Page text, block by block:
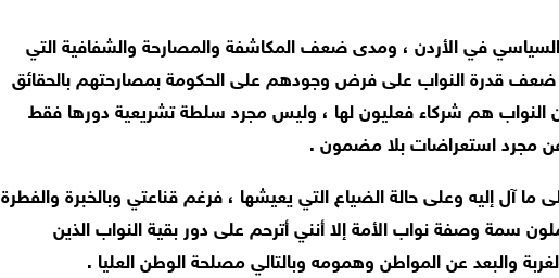
في الأردن ، ومدى ضعف المكاشفة والمصارحة والشفافية التي
ضعف قدرة النواب على فرض وجودهم على الحكومة بمصارحتهم بالحقائق
النواب هم شركاء فعليون لها ، وليس مجرد سلطة تشريعية دورها فقط
عن مجرد استعراضات بلا مضمون .
آل إليه وعلى حالة الضياع التي يعيشها ، فرغم قناعتي وبالخبرة والفطرة
سمة وصفة نواب الأمة إلا أنني أترحم على دور بقية النواب الذين
والبعد عن المواطن وهمومه وبالتالي مصلحة الوطن العليا .